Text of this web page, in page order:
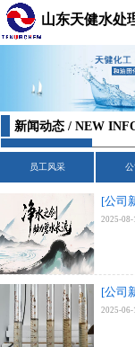
山东天健水处
新闻动态 / NEW
员工风采
[公司
2025-08-
[公司
2025-06-